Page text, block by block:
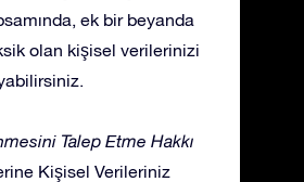
ek bir beyanda
olan kişisel verilerinizi
Talep Etme Hakkı
Kişisel Verileriniz